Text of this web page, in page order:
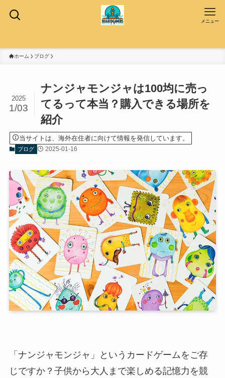
メニュー
ホーム ブログ
ナンジャモンジャは100均に売っ
てるって本当？購入できる場所を
紹介
2025
1/03
当サイトは、海外在住者に向けて情報を発信しています。
ブログ 2025-01-16
「ナンジャモンジャ」というカードゲームをご存
じですか？子供から大人まで楽しめる記憶力を競